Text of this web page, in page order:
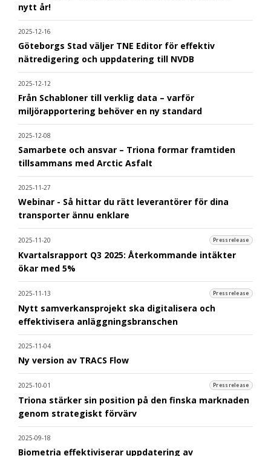
nytt år!
2025-12-16
Göteborgs Stad väljer TNE Editor för effektiv
nätredigering och uppdatering till NVDB
2025-12-12
Från Schabloner till verklig data – varför
miljörapportering behöver en ny standard
2025-12-08
Samarbete och ansvar – Triona formar framtiden
tillsammans med Arctic Asfalt
2025-11-27
Webinar - Så hittar du rätt leverantörer för dina
transporter ännu enklare
2025-11-20 Pressrelease
Kvartalsrapport Q3 2025: Återkommande intäkter
ökar med 5%
2025-11-13 Pressrelease
Nytt samverkansprojekt ska digitalisera och
effektivisera anläggningsbranschen
2025-11-04
Ny version av TRACS Flow
2025-10-01 Pressrelease
Triona stärker sin position på den finska marknaden
genom strategiskt förvärv
2025-09-18
Biometria effektiviserar uppdatering av